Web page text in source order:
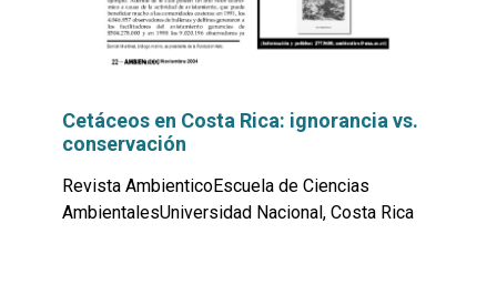
Cetáceos en Costa Rica: ignorancia vs.
conservación
Revista AmbienticoEscuela de Ciencias
AmbientalesUniversidad Nacional, Costa Rica